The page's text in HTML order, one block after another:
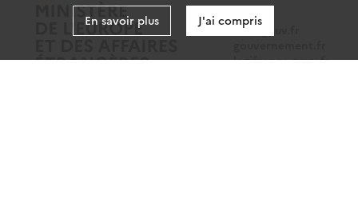
data.gouv.fr
legifrance.gouv.fr
En savoir plus J'ai compris